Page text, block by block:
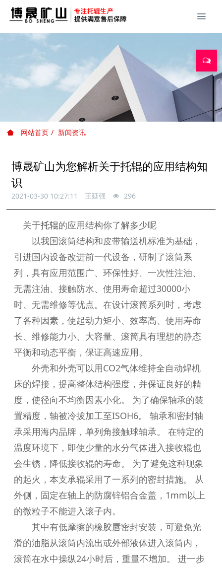
网站首页 新闻资讯
博晟矿山为您解析关于托辊的应用结构知
识
2021-03-30 10:27:11 王延强 296
关于托辊的应用结构你了解多少呢
以我国滚筒结构和皮带输送机标准为基础，
引进国内设备改进前一代设备，研制了滚筒系
列，具有应用范围广、环保性好、一次性注油、
无需注油、接触防水、使用寿命超过30000小
时、无需维修等优点。在设计滚筒系列时，考虑
了各种因素，使起动力矩小、效率高、使用寿命
长、维修能力小、大容量、滚筒具有理想的静态
平衡和动态平衡，保证高速应用。
外壳和外壳可以用CO2气体维持全自动焊机
床的焊接，提高整体结构强度，并保证良好的精
度，使径向不均衡因素小化。 为了确保轴承的装
置精度，轴被冷拔加工至ISOH6。 轴承和密封轴
承采用海内品牌，单列角接触球轴承。 在特定的
温度环境下，即使少量的水分气体进入接收辊也
会生锈，降低接收辊的寿命。 为了避免这种现象
的起火，本支承辊采用了一系列的密封措施。 从
外侧，固定在轴上的防腐锌铝合金盖，1mm以上
的微粒子不能进入滚子内。
其中有低摩擦的橡胶唇密封安装，可避免光
滑的油脂从滚筒内流出或外部液体进入滚筒内，
滚筒在水中操纵24小时后，重量不增加。 进一步